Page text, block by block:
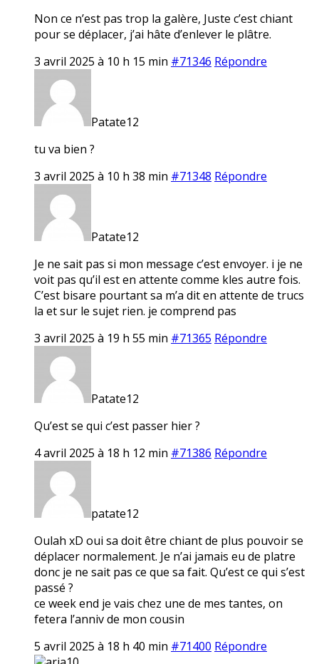
Non ce n’est pas trop la galère, Juste c’est chiant
pour se déplacer, j’ai hâte d’enlever le plâtre.
3 avril 2025 à 10 h 15 min #71346 Répondre
Patate12
tu va bien ?
3 avril 2025 à 10 h 38 min #71348 Répondre
Patate12
Je ne sait pas si mon message c’est envoyer. i je ne
voit pas qu’il est en attente comme kles autre fois.
C’est bisare pourtant sa m’a dit en attente de trucs
la et sur le sujet rien. je comprend pas
3 avril 2025 à 19 h 55 min #71365 Répondre
Patate12
Qu’est se qui c’est passer hier ?
4 avril 2025 à 18 h 12 min #71386 Répondre
patate12
Oulah xD oui sa doit être chiant de plus pouvoir se
déplacer normalement. Je n’ai jamais eu de platre
donc je ne sait pas ce que sa fait. Qu’est ce qui s’est
passé ?
ce week end je vais chez une de mes tantes, on
fetera l’anniv de mon cousin
5 avril 2025 à 18 h 40 min #71400 Répondre